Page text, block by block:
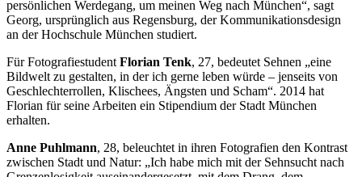
persönlichen Werdegang, um meinen Weg nach München“, sagt
Georg, ursprünglich aus Regensburg, der Kommunikationsdesign
an der Hochschule München studiert.
Für Fotografiestudent Florian Tenk, 27, bedeutet Sehnen „eine
Bildwelt zu gestalten, in der ich gerne leben würde – jenseits von
Geschlechterrollen, Klischees, Ängsten und Scham“. 2014 hat
Florian für seine Arbeiten ein Stipendium der Stadt München
erhalten.
Anne Puhlmann, 28, beleuchtet in ihren Fotografien den Kontrast
zwischen Stadt und Natur: „Ich habe mich mit der Sehnsucht nach